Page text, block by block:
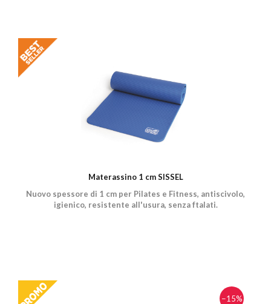
Materassino 1 cm SISSEL
Nuovo spessore di 1 cm per Pilates e Fitness, antiscivolo,
igienico, resistente all'usura, senza ftalati.
−15%